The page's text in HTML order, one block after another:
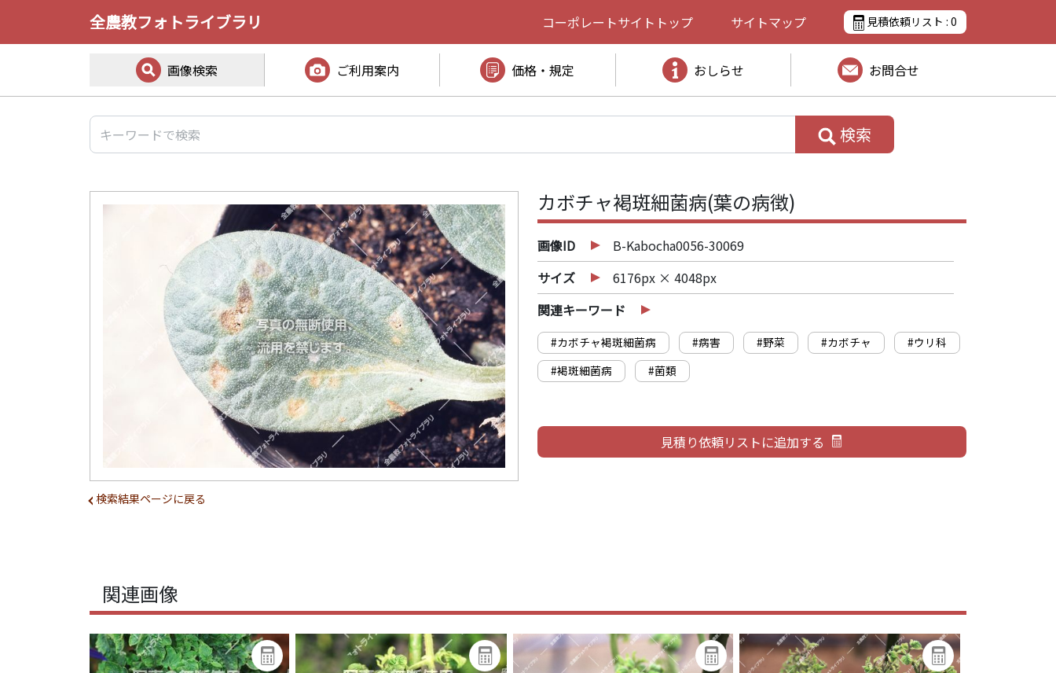
全農教フォトライブラリ コーポレートサイト トップ サイトマップ 見積依頼リスト : 0
画像検索 ご利用案内 価格・規定 おしらせ お問合せ
検索
検索結果ページに戻る
カボチャ褐斑細菌病(葉の病徴)
画像ID
B-Kabocha0056-30069
サイズ
6176px × 4048px
関連キーワード
#カボチャ褐斑細菌病 #病害 #野菜 #カボチャ
#ウリ科
#褐斑細菌病
#菌類
関連画像